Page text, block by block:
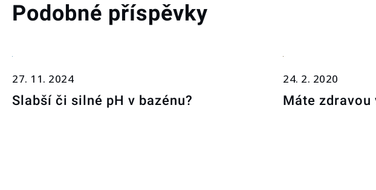
Podobné příspěvky
27. 11. 2024
Slabší či silné pH v bazénu?
24. 2. 2020
Máte zdravou